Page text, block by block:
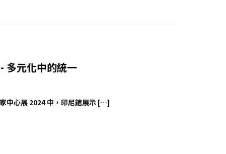
多元化中的統一
中心展 2024 中，印尼館展示 […]